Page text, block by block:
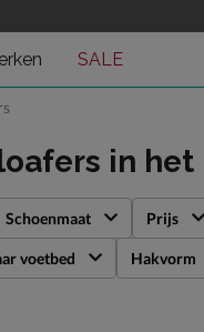
SALE
in het
Schoenmaat Prijs
voetbed Hakvorm